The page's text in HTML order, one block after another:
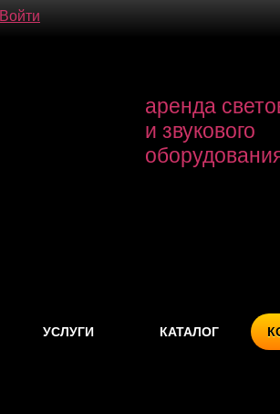
Войти
аренда
и звукового
УСЛУГИ КАТАЛОГ